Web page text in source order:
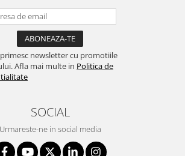
newsletter cu promotiile
Afla mai multe in Politica de
SOCIAL
Urmareste-ne in social media